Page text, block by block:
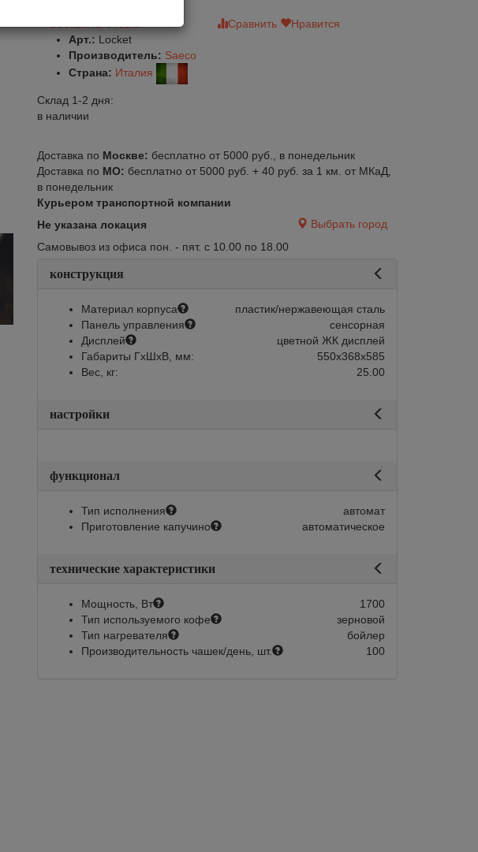
Сравнить
Нравится
Арт.: Locket
Производитель: Saeco
Страна: Италия
Склад 1-2 дня:
в наличии
Доставка по Москве: бесплатно от 5000 руб., в понедельник
Доставка по МО: бесплатно от 5000 руб. + 40 руб. за 1 км. от МКаД,
в понедельник
Курьером транспортной компании
Не указана локация
Выбрать город
Самовывоз из офиса пон. - пят. с 10.00 по 18.00
конструкция
Материал корпуса
пластик/нержавеющая сталь
Панель управления
сенсорная
Дисплей
цветной ЖК дисплей
Габариты ГхШхВ, мм:
550х368х585
Вес, кг:
25.00
настройки
функционал
Тип исполнения
автомат
Приготовление капучино
автоматическое
технические характеристики
Мощность, Вт
1700
Тип используемого кофе
зерновой
Тип нагревателя
бойлер
Производительность чашек/день, шт.
100